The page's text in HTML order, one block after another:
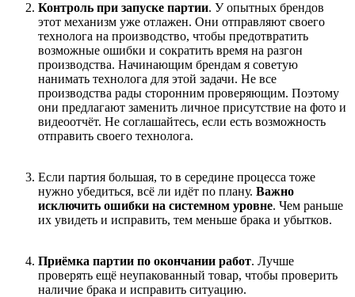
Контроль при запуске партии. У опытных брендов
этот механизм уже отлажен. Они отправляют своего
технолога на производство, чтобы предотвратить
возможные ошибки и сократить время на разгон
производства. Начинающим брендам я советую
нанимать технолога для этой задачи. Не все
производства рады сторонним проверяющим. Поэтому
они предлагают заменить личное присутствие на фото и
видеоотчёт. Не соглашайтесь, если есть возможность
отправить своего технолога.
Если партия большая, то в середине процесса тоже
нужно убедиться, всё ли идёт по плану. Важно
исключить ошибки на системном уровне. Чем раньше
их увидеть и исправить, тем меньше брака и убытков.
Приёмка партии по окончании работ. Лучше
проверять ещё неупакованный товар, чтобы проверить
наличие брака и исправить ситуацию.